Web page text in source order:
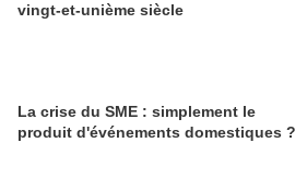
vingt-et-unième siècle
La crise du SME : simplement le
produit d'événements domestiques ?